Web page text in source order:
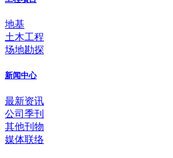
地基
土木工程
场地勘探
新闻中心
最新资讯
公司季刊
其他刊物
媒体联络